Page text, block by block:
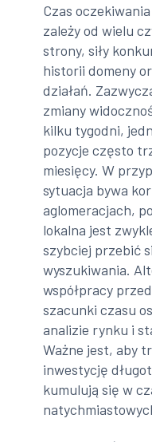
Czas
zależy od wielu
strony, siły
historii domeny
działań.
zmiany
kilku tygodni,
pozycje często
miesięcy. W
sytuacja bywa
aglomeracjach,
lokalna jest
szybciej przebić
wyszukiwania.
współpracy
szacunki czasu
analizie rynku i
Ważne jest, aby
inwestycję
kumulują się w